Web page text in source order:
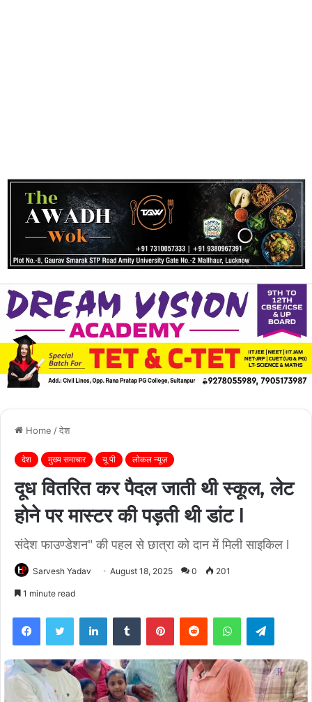
Home /देश
देश मुख्य समाचार यू पी लोकल न्यूज़
दूध वितरित कर पैदल जाती थी स्कूल, लेट
होने पर मास्टर की पड़ती थी डांट l
संदेश फाउण्डेशन" की पहल से छात्रा को दान में मिली साइकिल l
Sarvesh Yadav August 18, 2025 0 201
1 minute read
FacebookTwitter LinkedInTumblr PinterestReddit WhatsApp